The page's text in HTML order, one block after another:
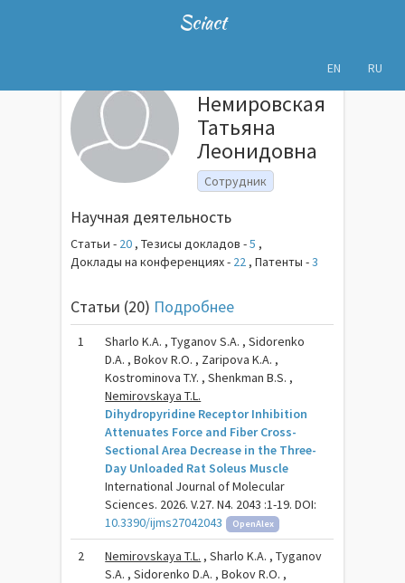
Sciact
EN RU
Немировская
Татьяна
Леонидовна
Сотрудник
Научная деятельность
Статьи - 20 ,Тезисы докладов -5 ,
Доклады на конференциях - 22 ,Патенты -3
Статьи (20) Подробнее
1
Sharlo K.A. , Tyganov S.A. , Sidorenko
D.A. , Bokov R.O. , Zaripova K.A. ,
Kostrominova T.Y. , Shenkman B.S. ,
Nemirovskaya T.L.
Dihydropyridine Receptor Inhibition
Attenuates Force and Fiber Cross-
Sectional Area Decrease in the Three-
Day Unloaded Rat Soleus Muscle
International Journal of Molecular
Sciences. 2026. V.27. N4. 2043 :1-19. DOI:
10.3390/ijms27042043
OpenAlex
2 Nemirovskaya T.L. , Sharlo K.A. , Tyganov
S.A. , Sidorenko D.A. , Bokov R.O. ,